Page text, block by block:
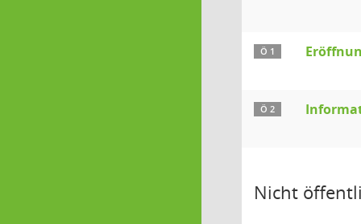
Ö 1
Ö 2
Nicht